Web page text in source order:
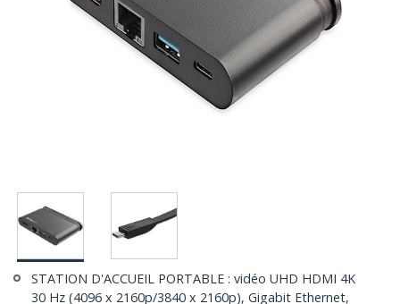
STATION D'ACCUEIL PORTABLE : vidéo UHD HDMI 4K
30 Hz (4096 x 2160p/3840 x 2160p), Gigabit Ethernet,